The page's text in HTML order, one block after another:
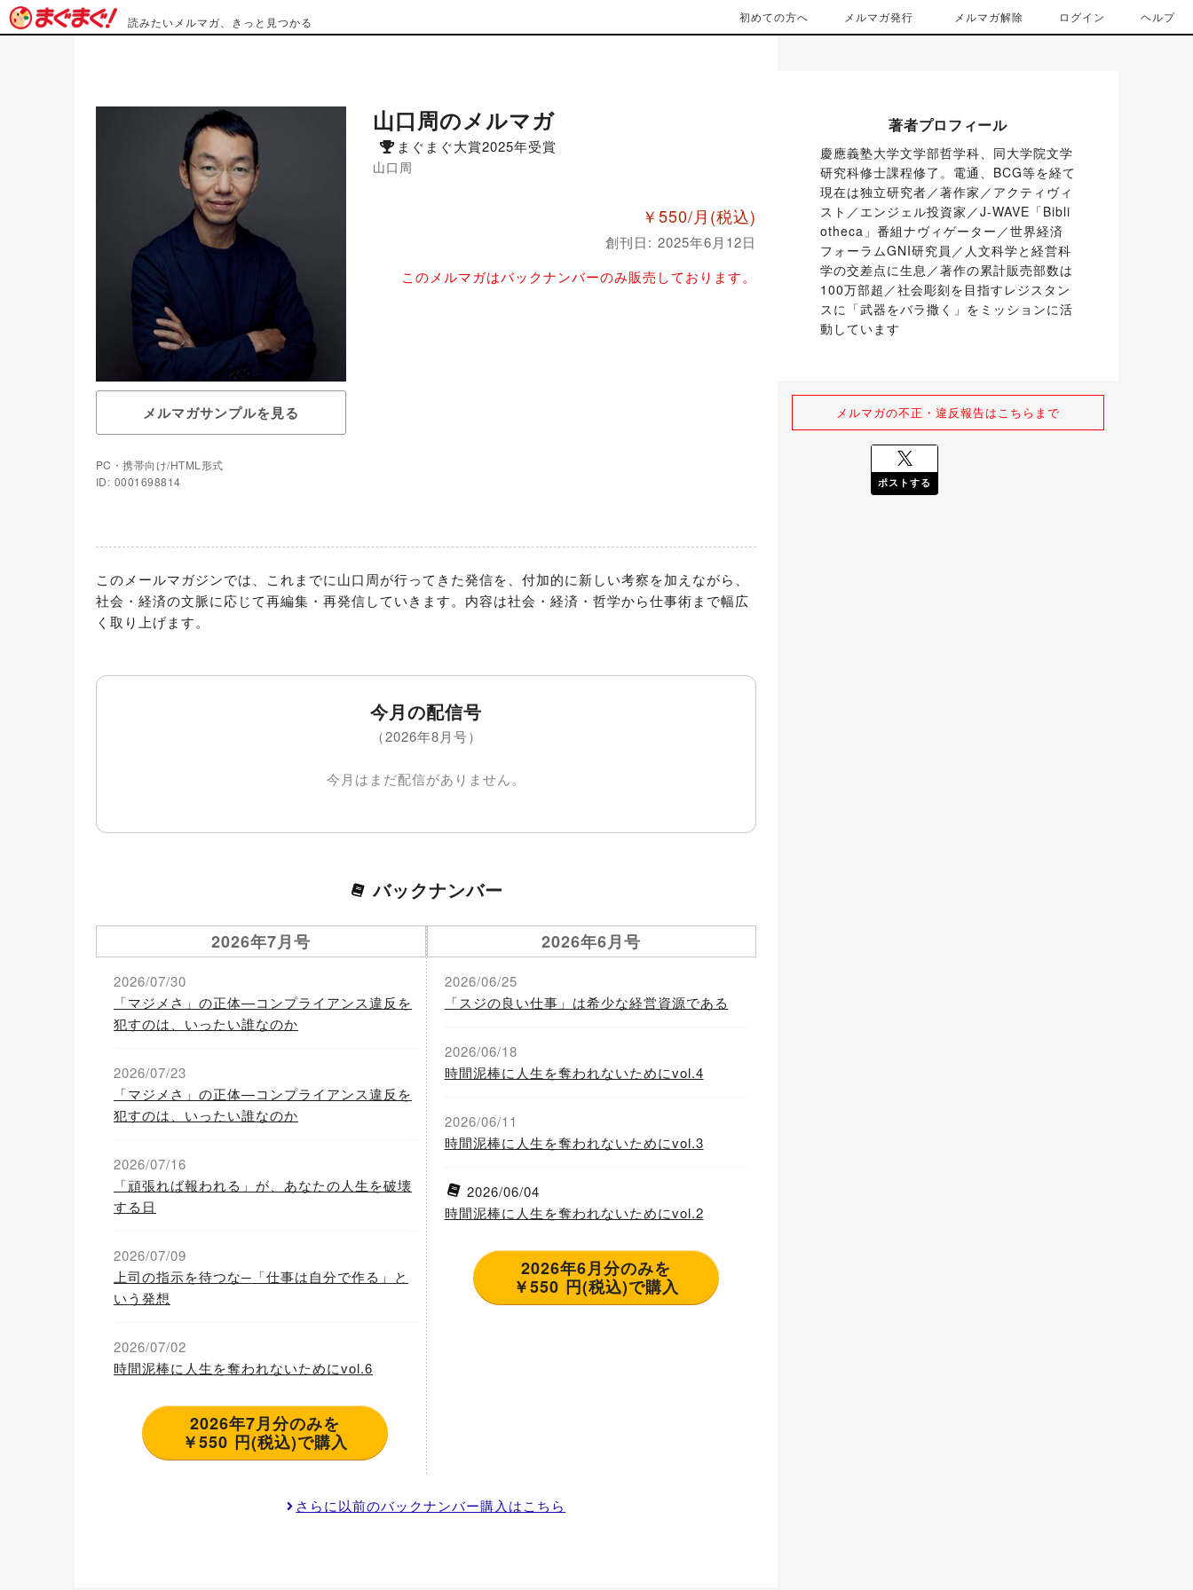
読みたいメルマガ、きっと見つかる 初めての方へ メルマガ発行 メルマガ解除 ログイン ヘルプ
メルマガサンプルを見る
PC・携帯向け/HTML形式
ID: 0001698814
山口周のメルマガ
まぐまぐ大賞2025年受賞
山口周
￥550/月 (税込)
創刊日: 2025年6月12日
このメルマガはバックナンバーのみ販売しております。
このメールマガジンでは、これまでに山口周が行ってきた発信を、付加的に新しい考察を加えながら、
社会・経済の文脈に応じて再編集・再発信していきます。内容は社会・経済・哲学から仕事術まで幅広
く取り上げます。
今月の配信号
（2026年8月号）
今月はまだ配信がありません。
バックナンバー
2026年7月号
2026/07/30
「マジメさ」の正体—コンプライアンス違反を
犯すのは、いったい誰なのか
2026/07/23
「マジメさ」の正体—コンプライアンス違反を
犯すのは、いったい誰なのか
2026/07/16
「頑張れば報われる」が、あなたの人生を破壊
する日
2026/07/09
上司の指示を待つな─「仕事は自分で作る」と
いう発想
2026/07/02
時間泥棒に人生を奪われないためにvol.6
2026年7月分のみを
￥550 円(税込)で購入
2026年6月号
2026/06/25
「スジの良い仕事」は希少な経営資源である
2026/06/18
時間泥棒に人生を奪われないためにvol.4
2026/06/11
時間泥棒に人生を奪われないためにvol.3
2026/06/04
時間泥棒に人生を奪われないためにvol.2
2026年6月分のみを
￥550 円(税込)で購入
さらに以前のバックナンバー購入はこちら
著者プロフィール
慶應義塾大学文学部哲学科、同大学院文学
研究科修士課程修了。電通、BCG等を経て
現在は独立研究者／著作家／アクティヴィ
スト／エンジェル投資家／J-WAVE「Bibli
otheca」番組ナヴィゲーター／世界経済
フォーラムGNI研究員／人文科学と経営科
学の交差点に生息／著作の累計販売部数は
100万部超／社会彫刻を目指すレジスタン
スに「武器をバラ撒く」をミッションに活
動しています
メルマガの不正・違反報告はこちらまで
ポストする